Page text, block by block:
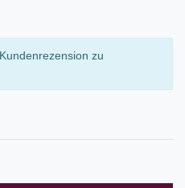
zu